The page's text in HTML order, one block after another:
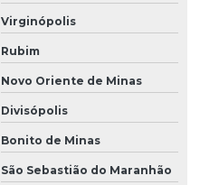
Virginópolis
Rubim
Novo Oriente de Minas
Divisópolis
Bonito de Minas
São Sebastião do Maranhão